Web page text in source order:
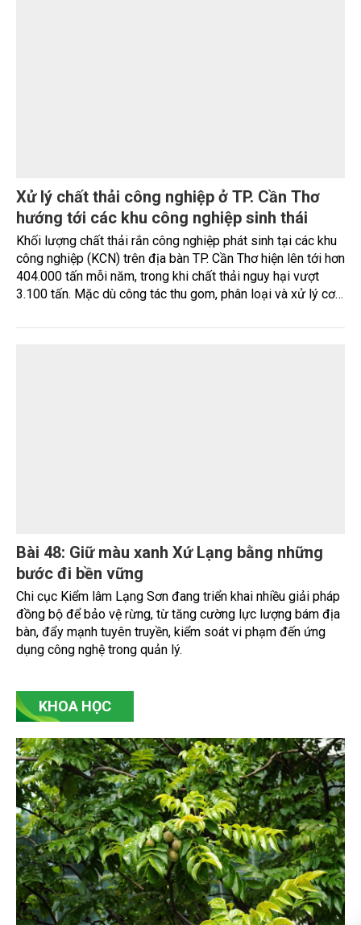
1946/QĐ-TTg: Đổi mới cách tiếp cận quản lý
môi trường đất
Sau 15 năm triển khai Kế hoạch xử lý, phòng ngừa ô nhiễm
môi trường do hóa chất bảo vệ thực vật tồn lưu theo Quyết
định số 1946/QĐ-TTg, Việt Nam không chỉ xử lý hàng trăm
điểm ô nhiễm kéo dài nhiều thập kỷ, mà quan trọng hơn, đã
từng bước chuyển đổi cách tiếp cận quản lý - từ xử lý tồn
hướng tới các khu công nghiệp sinh thái
Khối lượng chất thải rắn công nghiệp phát sinh tại các khu
công nghiệp (KCN) trên địa bàn TP. Cần Thơ hiện lên tới hơn
404.000 tấn mỗi năm, trong khi chất thải nguy hại vượt
3.100 tấn. Mặc dù công tác thu gom, phân loại và xử lý cơ
bản được thực hiện đúng quy định, nhưng việc thiếu các cơ
sông Cửu Long (ĐBSCL) đang đặt ra nhiều thách thức đối
với mục tiêu phát triển công nghiệp xanh, bền vững. Những
chỉ đạo mới của lãnh đạo thành phố được kỳ vọng sẽ góp
phần tháo gỡ điểm nghẽn này, hướng tới xây dựng các KCN
sạch, sinh thái trong giai đoạn tới.
Bài 48: Giữ màu xanh Xứ Lạng bằng những
bước đi bền vững